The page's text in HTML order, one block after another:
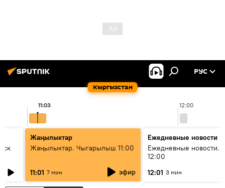
Кыргызстан
РУС
12:00
11:03
Жаңылыктар
Жаңылыктар. Чыгарылыш 11:00
11:01 7 мин эфир
Ежедневные новости
Ежедневные новости.
12:00
12:01 3 мин